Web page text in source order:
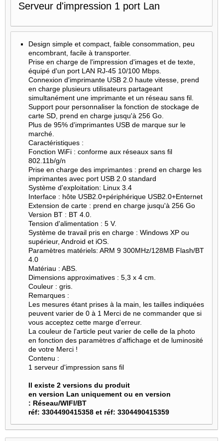
Serveur d'impression 1 port Lan
Design simple et compact, faible consommation, peu
encombrant, facile à transporter.
Prise en charge de l'impression d'images et de texte,
équipé d'un port LAN RJ-45 10/100 Mbps.
Connexion d'imprimante USB 2.0 haute vitesse, prend
en charge plusieurs utilisateurs partageant
simultanément une imprimante et un réseau sans fil.
Support pour personnaliser la fonction de stockage de
carte SD, prend en charge jusqu'à 256 Go.
Plus de 95% d'imprimantes USB de marque sur le
marché.
Caractéristiques :
Fonction WiFi : conforme aux réseaux sans fil
802.11b/g/n
Prise en charge des imprimantes : prend en charge les
imprimantes avec port USB 2.0 standard
Système d'exploitation: Linux 3.4
Interface : hôte USB2.0+périphérique USB2.0+Enternet
Extension de carte : prend en charge jusqu'à 256 Go
Version BT : BT 4.0.
Tension d'alimentation : 5 V.
Système de travail pris en charge : Windows XP ou
supérieur, Android et iOS.
Paramètres matériels: ARM 9 300MHz/128MB Flash/BT
4.0
Matériau : ABS.
Dimensions approximatives : 5,3 x 4 cm.
Couleur : gris.
Remarques :
Les mesures étant prises à la main, les tailles indiquées
peuvent varier de 0 à 1 Merci de ne commander que si
vous acceptez cette marge d'erreur.
La couleur de l'article peut varier de celle de la photo
en fonction des paramètres d'affichage et de luminosité
de votre Merci !
Contenu :
1 serveur d'impression sans fil
Il existe 2 versions du produit
en version Lan uniquement ou en version
: Réseau/WIFI/BT
réf: 3304490415358 et réf: 3304490415359